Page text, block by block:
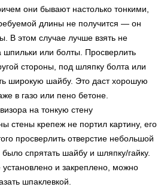
они бывают настолько тонкими,
длины не получится — он
В этом случае лучше взять не
или болты. Просверлить
стороны, под шляпку болта или
широкую шайбу. Это даст хорошую
в газо или пено бетоне.
на тонкую стену
стены крепеж не портил картину, его
просверлить отверстие небольшой
спрятать шайбу и шляпку/гайку.
установлено и закреплено, можно
шпаклевкой.